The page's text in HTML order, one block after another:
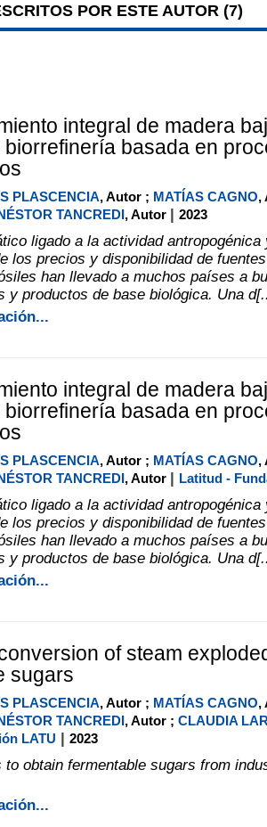
POR ESTE AUTOR (7)
integral de madera
biorrefinería basada en
PLASCENCIA, Autor ; MATÍAS CAGNO,
TANCREDI, Autor | 2023
ligado a la actividad antropogénica
los precios y disponibilidad de
han llevado a muchos países a
y productos de base biológica. Una
integral de madera
biorrefinería basada en
PLASCENCIA, Autor ; MATÍAS CAGNO,
TANCREDI, Autor | Latitud -
ligado a la actividad antropogénica
los precios y disponibilidad de
han llevado a muchos países a
y productos de base biológica. Una
of steam
sugars
PLASCENCIA, Autor ; MATÍAS CAGNO,
TANCREDI, Autor ; CLAUDIA
LATU | 2023
to obtain fermentable sugars from